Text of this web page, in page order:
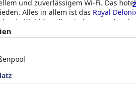
und zuverlässigem Wi-Fi. Das
Alles in allem ist das Royal
Wahl für alle ist, die einen